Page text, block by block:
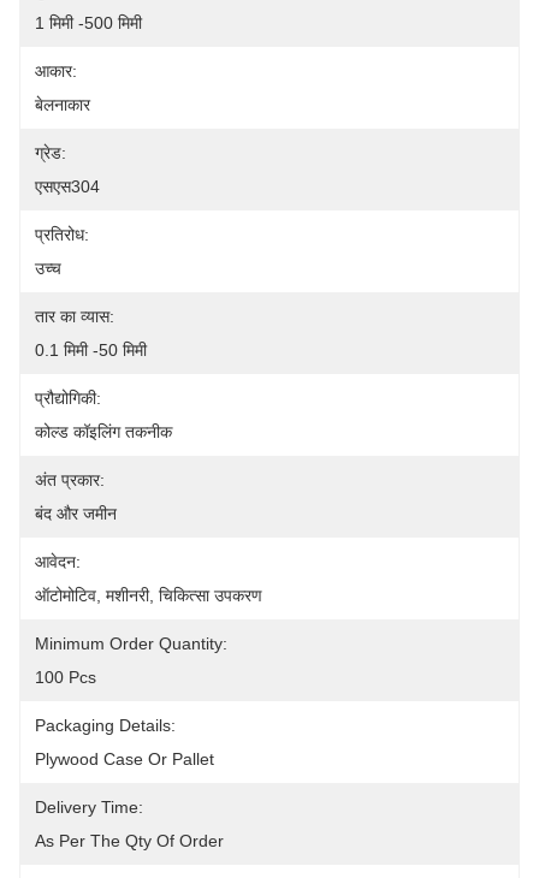
1 मिमी -500 मिमी
आकार:
बेलनाकार
ग्रेड:
एसएस304
प्रतिरोध:
उच्च
तार का व्यास:
0.1 मिमी -50 मिमी
प्रौद्योगिकी:
कोल्ड कॉइलिंग तकनीक
अंत प्रकार:
बंद और जमीन
आवेदन:
ऑटोमोटिव, मशीनरी, चिकित्सा उपकरण
Minimum Order Quantity:
100 Pcs
Packaging Details:
Plywood Case Or Pallet
Delivery Time:
As Per The Qty Of Order